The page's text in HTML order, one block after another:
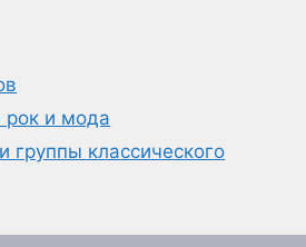
рок и мода
группы классического